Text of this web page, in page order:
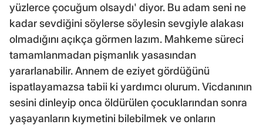
yüzlerce çocuğum olsaydı' diyor. Bu adam seni ne
kadar sevdiğini söylerse söylesin sevgiyle alakası
olmadığını açıkça görmen lazım. Mahkeme süreci
tamamlanmadan pişmanlık yasasından
yararlanabilir. Annem de eziyet gördüğünü
ispatlayamazsa tabii ki yardımcı olurum. Vicdanının
sesini dinleyip onca öldürülen çocuklarından sonra
yaşayanların kıymetini bilebilmek ve onların